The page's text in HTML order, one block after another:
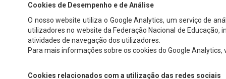
Cookies de Desempenho e de Análise
O nosso website utiliza o Google Analytics, um serviço de
utilizadores no website da Federação Nacional de
atividades de navegação dos utilizadores.
Para mais informações sobre os cookies do Google Analytics,
Cookies relacionados com a utilização das redes sociais